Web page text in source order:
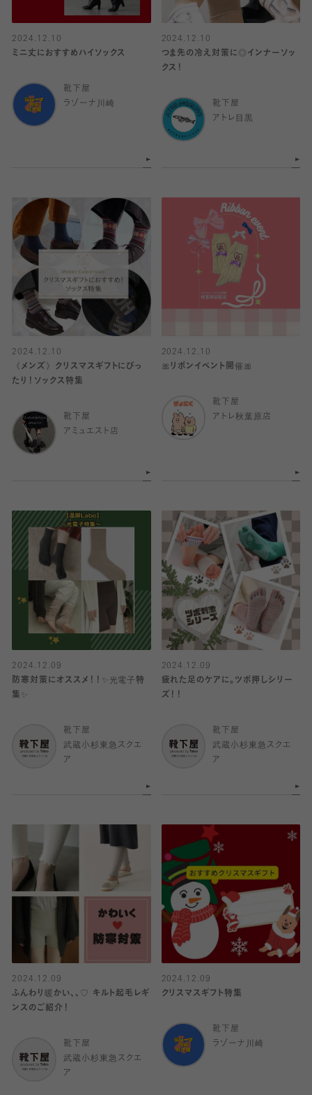
2024.12.10
ミニ丈におすすめハイソックス
靴下屋
ラゾーナ川崎
2024.12.10
つま先の冷え対策に◎インナーソッ
クス！
靴下屋
アトレ目黒
2024.12.10
《メンズ》クリスマスギフトにぴっ
たり！ソックス特集
靴下屋
アミュエスト店
2024.12.10
🎀リボンイベント開催🎀
靴下屋
アトレ秋葉原店
2024.12.09
防寒対策にオススメ！！✨光電子特
集✨
靴下屋
武蔵小杉東急スクエ
ア
2024.12.09
疲れた足のケアに。ツボ押しシリー
ズ！！
靴下屋
武蔵小杉東急スクエ
ア
2024.12.09
ふんわり暖かい、、♡ キルト起毛レギ
ンスのご紹介！
靴下屋
武蔵小杉東急スクエ
ア
2024.12.09
クリスマスギフト特集
靴下屋
ラゾーナ川崎